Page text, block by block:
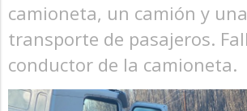
camioneta, un camión y
transporte de pasajeros.
conductor de la camioneta.